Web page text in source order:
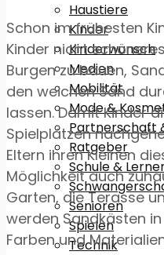
Haustiere
Kinder
Kinderwunsch
Medien
Mobilität
Mode &
Partnerschaft
Ratgeber
Schule &
Senioren
Spielen
Technik
Schon im frühesten
Kinder nicht
Burgen zu bauen,
den weichen Sand
lassen. Damit Kinder
Spielplätzen
Eltern ihren Kleinen
Möglichkeit auch
Garten, die Terasse
werden Sandkästen
Farben und